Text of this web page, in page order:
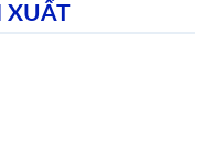
XUẤT